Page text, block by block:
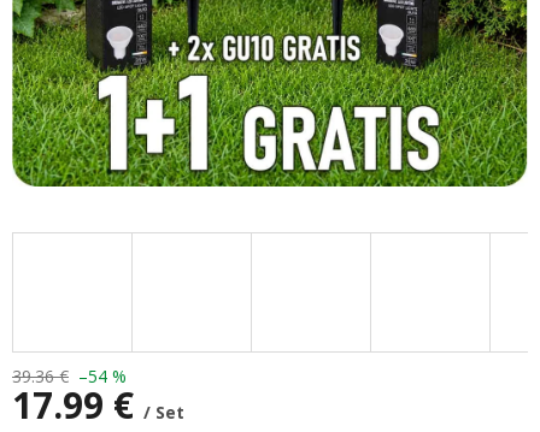
39.36 € –54 %
17.99 € / Set